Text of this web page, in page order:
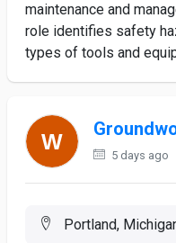
maintenance and
role identifies safety
types of tools and
5 days ago
Portland,